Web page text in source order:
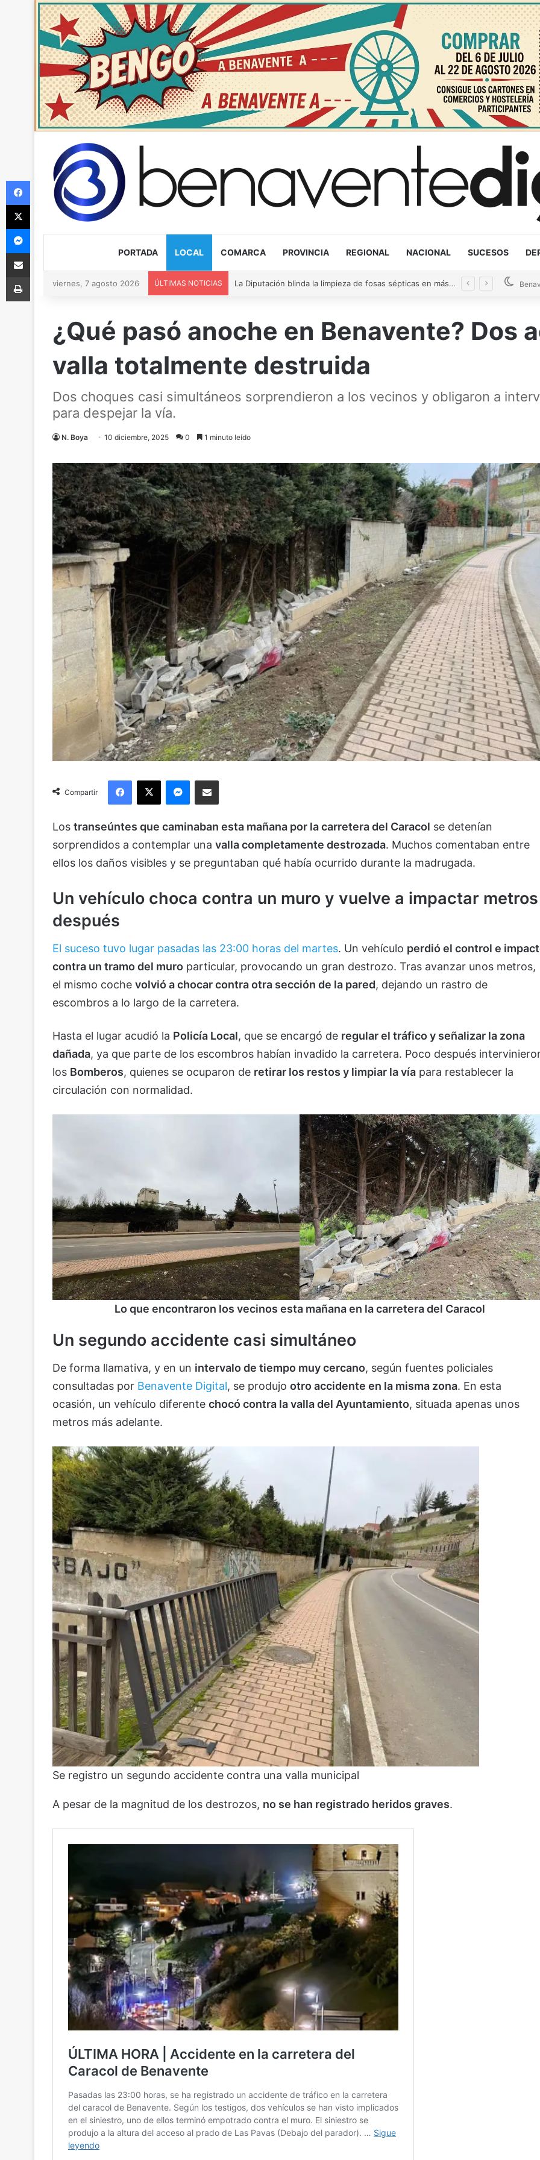
PORTADA LOCAL COMARCA PROVINCIA REGIONAL NACIONAL SUCESOS
viernes, 7 agosto 2026 ÚLTIMAS NOTICIAS La Diputación blinda la limpieza de fosas sépticas en más de 200 pueblos de Zamora
¿Qué pasó anoche en Benavente? Dos
valla totalmente destruida
Dos choques casi simultáneos sorprendieron a los vecinos y obligaron a
para despejar la vía.
N. Boya 10 diciembre, 2025 0 1 minuto leído
Compartir
Facebook
X Messenger
Compartir via Email
Los transeúntes que caminaban esta mañana por la carretera del Caracol se detenían
sorprendidos a contemplar una valla completamente destrozada. Muchos comentaban entre
ellos los daños visibles y se preguntaban qué había ocurrido durante la madrugada.
Un vehículo choca contra un muro y vuelve a impactar metros
después
El suceso tuvo lugar pasadas las 23:00 horas del martes. Un vehículo perdió el control e
contra un tramo del muro particular, provocando un gran destrozo. Tras avanzar unos metros,
el mismo coche volvió a chocar contra otra sección de la pared, dejando un rastro de
escombros a lo largo de la carretera.
Hasta el lugar acudió la Policía Local, que se encargó de regular el tráfico y señalizar la zona
dañada, ya que parte de los escombros habían invadido la carretera. Poco después
los Bomberos, quienes se ocuparon de retirar los restos y limpiar la vía para restablecer la
circulación con normalidad.
Lo que encontraron los vecinos esta mañana en la carretera del Caracol
Un segundo accidente casi simultáneo
De forma llamativa, y en un intervalo de tiempo muy cercano, según fuentes policiales
consultadas por Benavente Digital, se produjo otro accidente en la misma zona. En esta
ocasión, un vehículo diferente chocó contra la valla del Ayuntamiento, situada apenas unos
metros más adelante.
Se registro un segundo accidente contra una valla municipal
A pesar de la magnitud de los destrozos, no se han registrado heridos graves.
Facebook
X
Messenger
Compartir via Email